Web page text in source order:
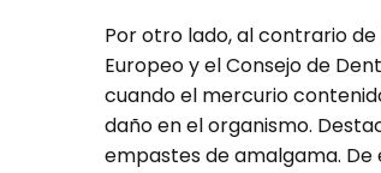
Por otro lado, al contrario de
Europeo y el Consejo de
cuando el mercurio
daño en el organismo.
empastes de amalgama.